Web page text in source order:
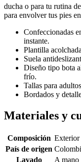
ducha o para tu rutina
para envolver tus pies
Confeccionadas
instante.
Plantilla
Suela
Diseño tipo bota
frío.
Tallas para
Bordados y
Materiales y
Composición Exterior
País de origen
Lavado
A mano